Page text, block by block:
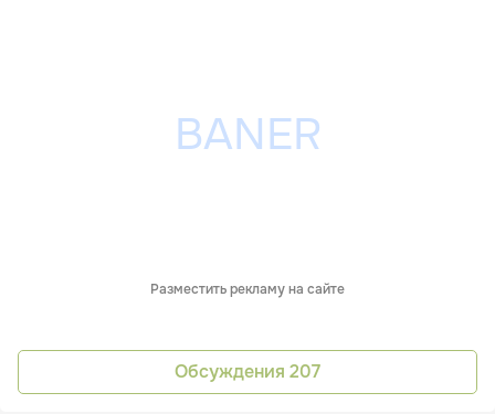
Разместить рекламу на сайте
Обсуждения 207